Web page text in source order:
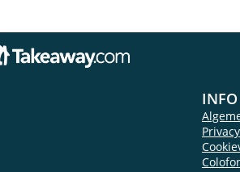
INFO